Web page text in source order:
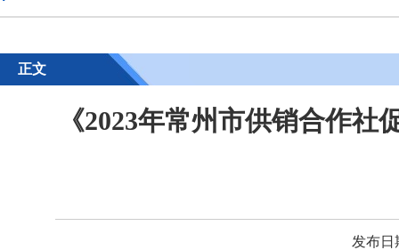
正文
《2023年常州市供销合作
发布日